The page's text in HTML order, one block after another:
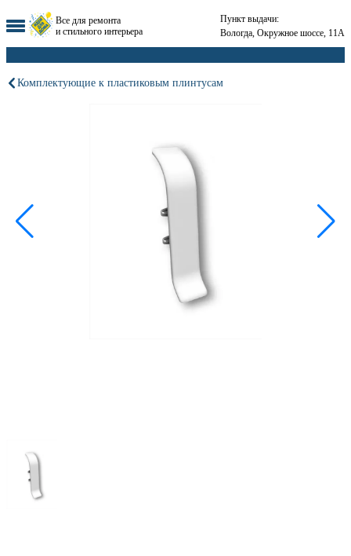
Все для ремонта
и стильного интерьера
Пункт выдачи:
Вологда, Окружное шоссе, 11А
Комплектующие к пластиковым плинтусам